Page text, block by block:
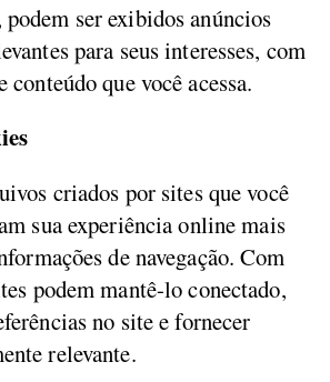
podem ser exibidos anúncios
para seus interesses, com
conteúdo que você acessa.
criados por sites que você
sua experiência online mais
de navegação. Com
podem mantê-lo conectado,
no site e fornecer
relevante.